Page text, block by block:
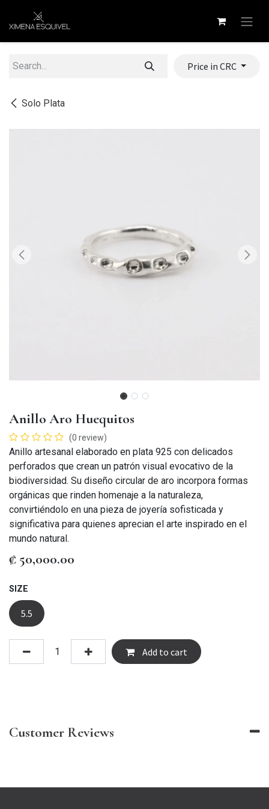
Solo Plata
Price in CRC
Anillo Aro Huequitos
(0 review)
Anillo artesanal elaborado en plata 925 con delicados
perforados que crean un patrón visual evocativo de la
biodiversidad. Su diseño circular de aro incorpora formas
orgánicas que rinden homenaje a la naturaleza,
convirtiéndolo en una pieza de joyería sofisticada y
significativa para quienes aprecian el arte inspirado en el
mundo natural.
₡ 50,000.00
SIZE
5.5
Add to cart
Customer Reviews